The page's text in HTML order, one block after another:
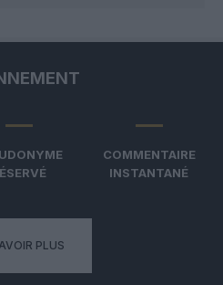
COMMENTAIRE
INSTANTANÉ
PLUS